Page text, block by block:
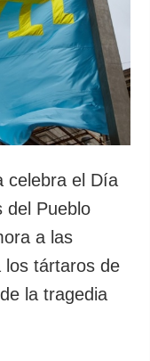
celebra el Día
del Pueblo
a las
los tártaros de
la tragedia